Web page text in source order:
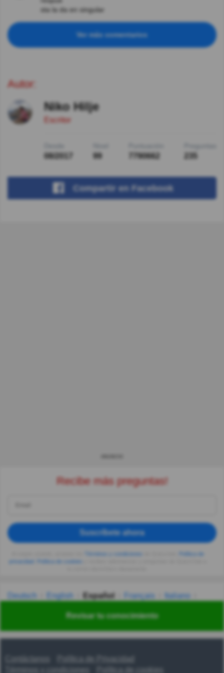
Revisar tu conocimiento
sta la da en singular
Ver más comentarios
Autor:
Niko Hilje
Escritor
08/2017 99 7790662
Compartir en Facebook
Recibe más preguntas!
Suscríbete ahora
privacidad
Deutsch English Español Français
Italiano
Українська हिन्दी 한국어 汉语
Contáctanos
Política de Privacidad
Términos y condiciones